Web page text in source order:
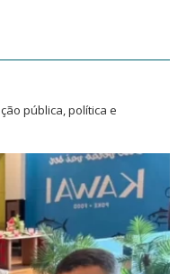
pública, política e